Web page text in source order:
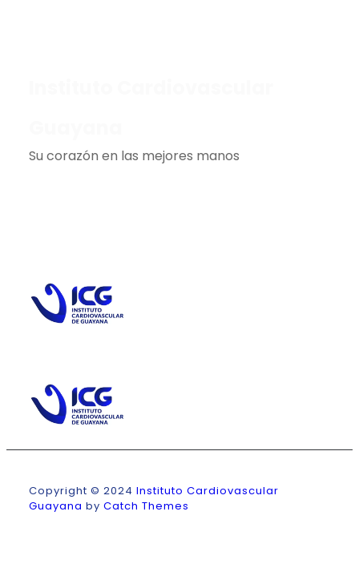
Su corazón en las mejores manos
Copyright © 2024 Instituto Cardiovascular
Guayana by Catch Themes